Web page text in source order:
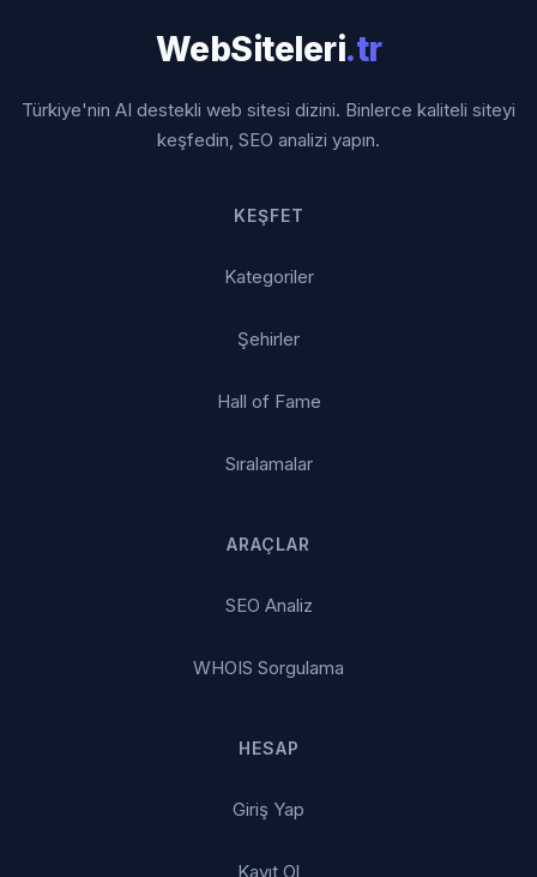
WebSiteleri.tr
Türkiye'nin AI destekli web sitesi dizini. Binlerce kaliteli siteyi
keşfedin, SEO analizi yapın.
KEŞFET
Kategoriler
Şehirler
Hall of Fame
Sıralamalar
ARAÇLAR
SEO Analiz
WHOIS Sorgulama
HESAP
Giriş Yap
Kayıt Ol